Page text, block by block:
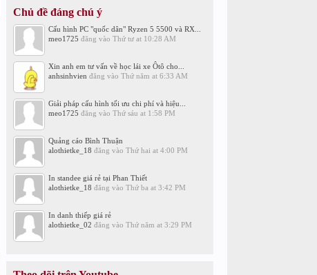
Chủ đề đáng chú ý
Cấu hình PC "quốc dân" Ryzen 5 5500 và RX...
meo1725 đăng vào Thứ tư at 10:28 AM
Xin anh em tư vấn về học lái xe Ôtô cho...
anhsinhvien đăng vào Thứ năm at 6:33 AM
Giải pháp cấu hình tối ưu chi phí và hiệu...
meo1725 đăng vào Thứ sáu at 1:58 PM
Quảng cáo Bình Thuận
alothietke_18 đăng vào Thứ hai at 4:00 PM
In standee giá rẻ tại Phan Thiết
alothietke_18 đăng vào Thứ ba at 3:42 PM
In danh thiếp giá rẻ
alothietke_02 đăng vào Thứ năm at 3:29 PM